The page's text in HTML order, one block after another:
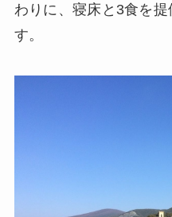
わりに、寝床と3食を
す。